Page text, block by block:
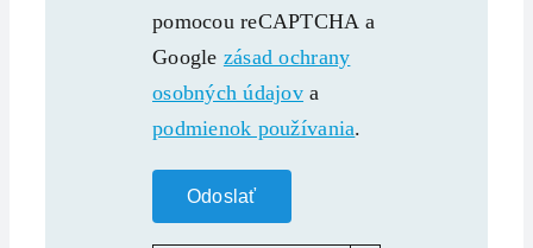
pomocou reCAPTCHA a
Google zásad ochrany
osobných údajov a
podmienok používania.